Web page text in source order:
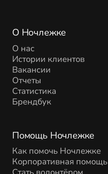
О Ночлежке
О нас
Истории клиентов
Вакансии
Отчеты
Статистика
Брендбук
Помощь Ночлежке
Как помочь Ночлежке
Корпоративная помощь